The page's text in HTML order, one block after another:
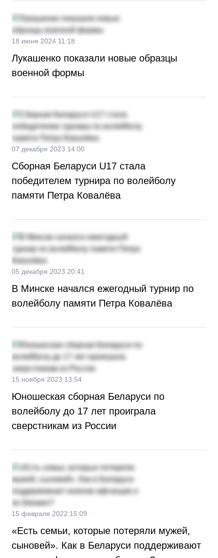
18 июня 2024 11:18
Лукашенко показали новые образцы
военной формы
07 декабря 2023 14:00
Сборная Беларуси U17 стала
победителем турнира по волейболу
памяти Петра Ковалёва
05 декабря 2023 20:41
В Минске начался ежегодный турнир по
волейболу памяти Петра Ковалёва
15 ноября 2023 13:54
Юношеская сборная Беларуси по
волейболу до 17 лет проиграла
сверстникам из России
15 февраля 2022 15:09
«Есть семьи, которые потеряли мужей,
сыновей». Как в Беларуси поддерживают